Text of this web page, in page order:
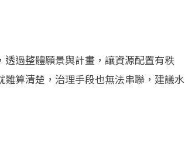
過整體願景與計畫，讓資源配置有秩
算清楚，治理手段也無法串聯，建議水